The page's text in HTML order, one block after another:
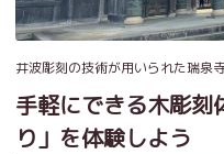
井波彫刻の技術が用いられた瑞泉
手軽にできる木彫刻
り」を体験しよう